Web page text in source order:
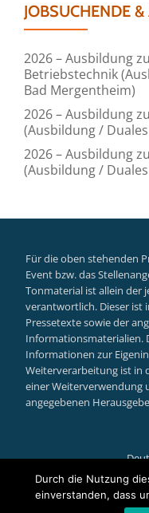
JOBSUCHENDE
2026 – Ausbildung
Betriebstechnik
Bad Mergentheim)
2026 – Ausbildung
(Ausbildung /
2026 – Ausbildung
(Ausbildung /
Für die oben stehenden
Event bzw. das
Tonmaterial ist allein der
verantwortlich. Dieser ist
Pressetexte sowie der
Informationsmaterialien.
Informationen zur
Weiterverarbeitung ist in
einer Weiterverwendung
angegebenen
Secondary
Llorix One
Durch die Nutzung
einverstanden, dass